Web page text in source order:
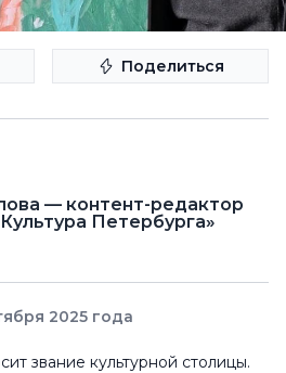
Поделиться
— контент-редактор
Петербурга»
2025 года
звание культурной столицы.